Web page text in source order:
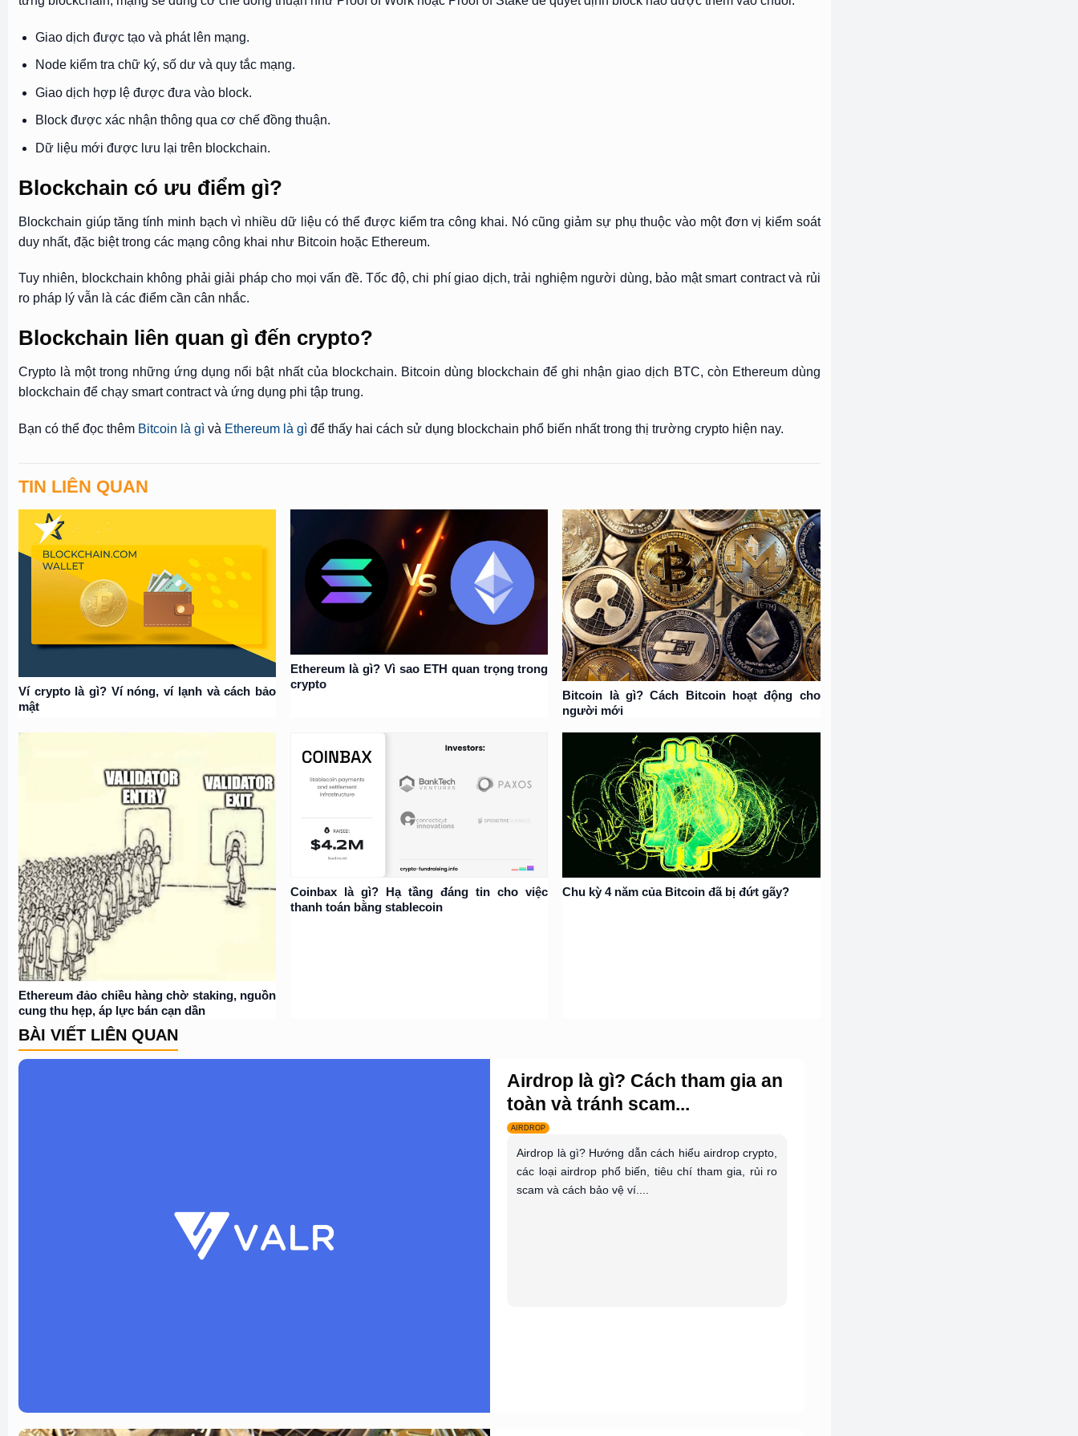
Giao dịch được tạo và phát lên mạng.
Node kiểm tra chữ ký, số dư và quy tắc mạng.
Giao dịch hợp lệ được đưa vào block.
Block được xác nhận thông qua cơ chế đồng thuận.
Dữ liệu mới được lưu lại trên blockchain.
Blockchain có ưu điểm gì?
Blockchain giúp tăng tính minh bạch vì nhiều dữ liệu có thể được kiểm tra công khai. Nó cũng giảm sự phụ thuộc vào một đơn vị kiểm soát
duy nhất, đặc biệt trong các mạng công khai như Bitcoin hoặc Ethereum.
Tuy nhiên, blockchain không phải giải pháp cho mọi vấn đề. Tốc độ, chi phí giao dịch, trải nghiệm người dùng, bảo mật smart contract và rủi
ro pháp lý vẫn là các điểm cần cân nhắc.
Blockchain liên quan gì đến crypto?
Crypto là một trong những ứng dụng nổi bật nhất của blockchain. Bitcoin dùng blockchain để ghi nhận giao dịch BTC, còn Ethereum dùng
blockchain để chạy smart contract và ứng dụng phi tập trung.
Bạn có thể đọc thêm Bitcoin là gìvà Ethereum là gìđể thấy hai cách sử dụng blockchain phổ biến nhất trong thị trường crypto hiện nay.
TIN LIÊN QUAN
Ví crypto là gì? Ví nóng, ví lạnh và cách bảo
mật
Ethereum là gì? Vì sao ETH quan trọng trong
crypto
Bitcoin là gì? Cách Bitcoin hoạt động cho
người mới
Ethereum đảo chiều hàng chờ staking, nguồn
cung thu hẹp, áp lực bán cạn dần
Coinbax là gì? Hạ tầng đáng tin cho việc
thanh toán bằng stablecoin
Chu kỳ 4 năm của Bitcoin đã bị đứt gãy?
BÀI VIẾT LIÊN QUAN
Airdrop là gì? Cách tham gia an
toàn và tránh scam...
AIRDROP
Airdrop là gì? Hướng dẫn cách hiểu airdrop crypto,
các loại airdrop phổ biến, tiêu chí tham gia, rủi ro
scam và cách bảo vệ ví....